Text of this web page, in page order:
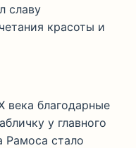
славу
красоты и
века благодарные
у главного
Рамоса стало